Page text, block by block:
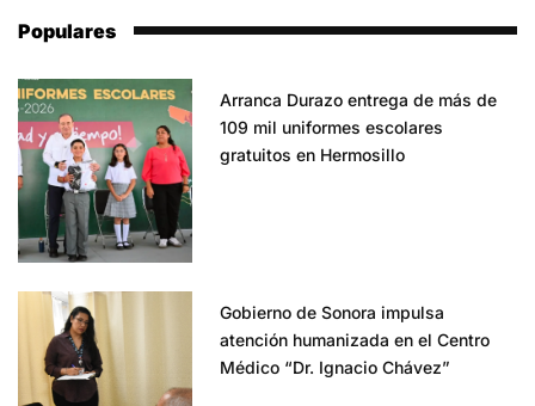
Populares
Arranca Durazo entrega de más de
109 mil uniformes escolares
gratuitos en Hermosillo
Gobierno de Sonora impulsa
atención humanizada en el Centro
Médico “Dr. Ignacio Chávez”